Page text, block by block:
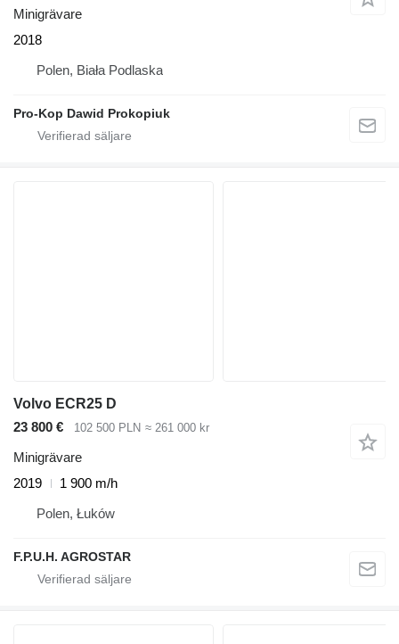
Minigrävare
2018
Polen, Biała Podlaska
Pro-Kop Dawid Prokopiuk
Volvo ECR25 D
23 800 €
102 500 PLN ≈ 261 000 kr
Minigrävare
2019
1 900 m/h
Polen, Łuków
F.P.U.H. AGROSTAR